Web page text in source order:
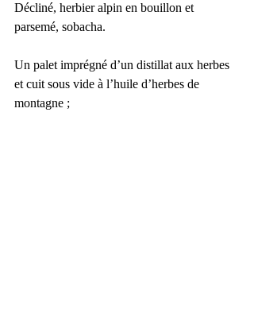
Décliné, herbier alpin en bouillon et
parsemé, sobacha.
Un palet imprégné d’un distillat aux herbes
et cuit sous vide à l’huile d’herbes de
montagne ;